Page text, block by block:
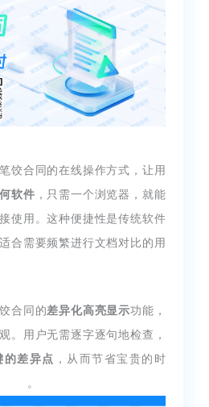
笔饺合同的在线操作方式，让用
软件 ，只需一个浏览器，就能
使用。这种便捷性是传统软件
合需要频繁进行文档对比的用
饺合同的差异化高亮显示功能，
。用户无需逐字逐句地检查，
的差异点 ，从而节省宝贵的时
。